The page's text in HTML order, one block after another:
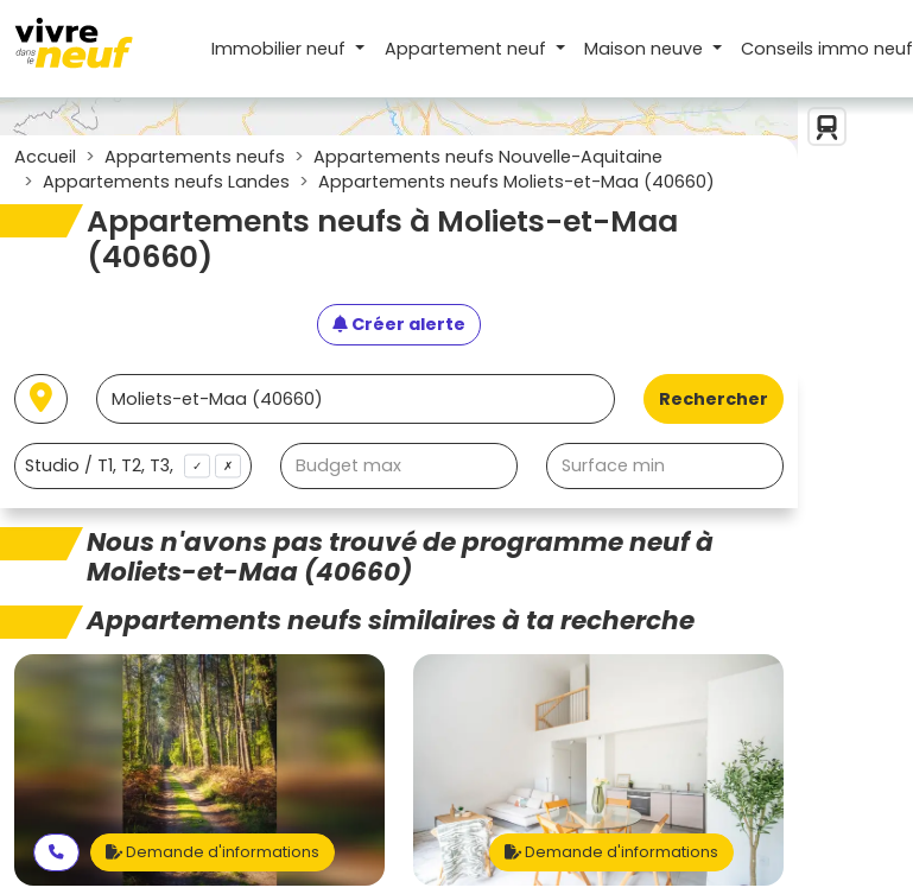
Immobilier neuf Appartement neuf Maison neuve Conseilsimmo neuf
Accueil Appartements neufs
Appartements neufs Nouvelle-Aquitaine
Appartements neufs Landes
Appartements neufs Moliets-et-Maa (40660)
Appartements neufs à Moliets-et-Maa
(40660)
Créer alerte
Rechercher
✓ ✗
Nous n'avons pas trouvé de programme neuf à
Moliets-et-Maa (40660)
Appartements neufs similaires à ta recherche
Demande d'informations Demande d'informations